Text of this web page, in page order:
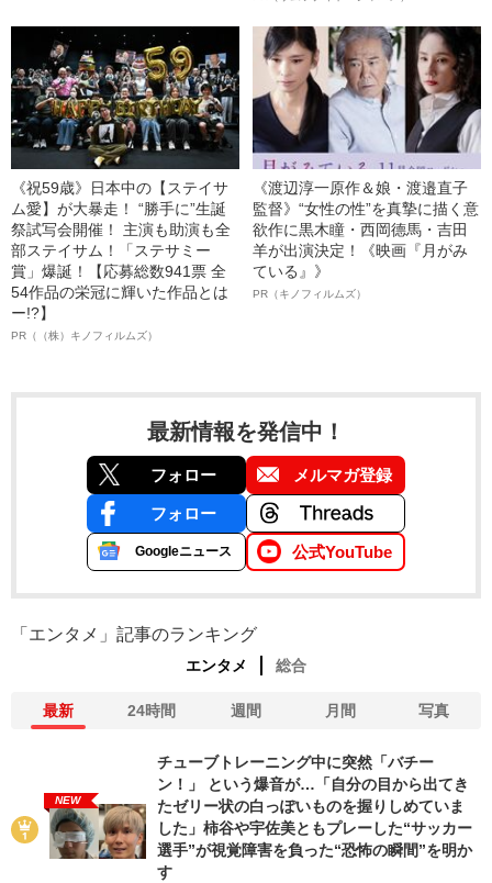
《祝59歳》日本中の【ステイサ
ム愛】が大暴走！ “勝手に”生誕
祭試写会開催！ 主演も助演も全
部ステイサム！「ステサミー
賞」爆誕！【応募総数941票 全
54作品の栄冠に輝いた作品とは
ー!?】
PR（（株）キノフィルムズ）
《渡辺淳一原作＆娘・渡邉直子
監督》“女性の性”を真摯に描く意
欲作に黒木瞳・西岡德馬・吉田
羊が出演決定！《映画『月がみ
ている』》
PR（キノフィルムズ）
最新情報を発信中！
フォロー メルマガ登録
フォロー
Googleニュース 公式YouTube
「エンタメ」記事のランキング
エンタメ 総合
最新 24時間 週間 月間 写真
NEW
チューブトレーニング中に突然「バチー
ン！」 という爆音が…「自分の目から出てき
たゼリー状の白っぽいものを握りしめていま
した」柿谷や宇佐美ともプレーした“サッカー
選手”が視覚障害を負った“恐怖の瞬間”を明か
す